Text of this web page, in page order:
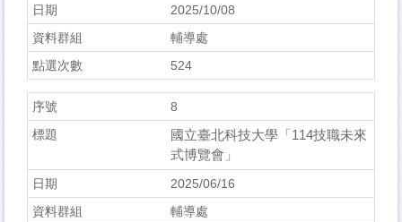
2025/10/08
輔導處
524
8
國立臺北科技大學「114技職未來
式博覽會」
2025/06/16
輔導處